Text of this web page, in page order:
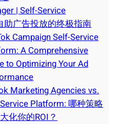
| Self-Service
广告投放的终极指南
Campaign Self-Service
A Comprehensive
to Optimizing Your Ad
Marketing Agencies vs.
Platform: 哪种策略
化你的ROI？